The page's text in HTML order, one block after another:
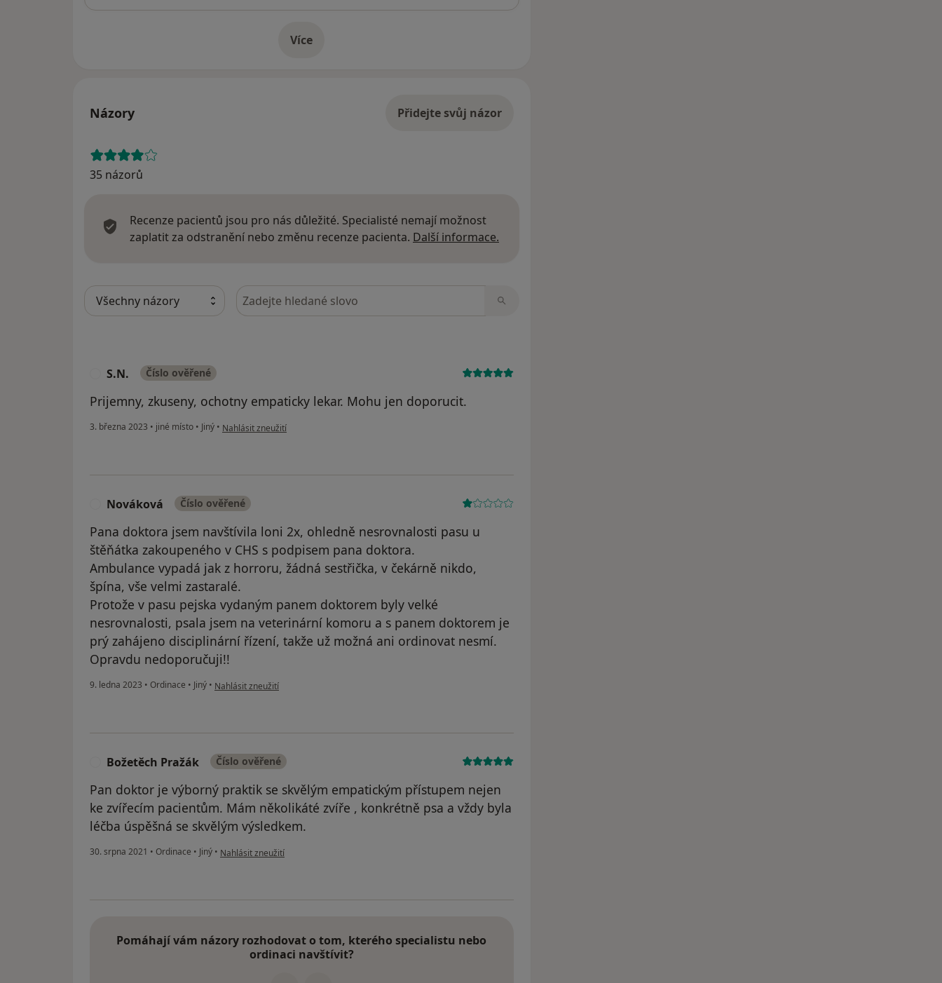
Víceo adrese
Názory Přidejte svůj názor
35 názorů
Recenze pacientů jsou pro nás důležité. Specialisté nemají možnost
zaplatit za odstranění nebo změnu recenze pacienta. Další informace.
Hledejte v názorech
S.N. Číslo ověřené
Prijemny, zkuseny, ochotny empaticky lekar. Mohu jen doporucit.
3. března 2023 • jiné místo • Jiný • podle názoru uživatele S.N.
Nahlásit zneužití
Nováková Číslo ověřené
Pana doktora jsem navštívila loni 2x, ohledně nesrovnalosti pasu u
štěňátka zakoupeného v CHS s podpisem pana doktora.
Ambulance vypadá jak z horroru, žádná sestřička, v čekárně nikdo,
špína, vše velmi zastaralé.
Protože v pasu pejska vydaným panem doktorem byly velké
nesrovnalosti, psala jsem na veterinární komoru a s panem doktorem je
prý zahájeno disciplinární řízení, takže už možná ani ordinovat nesmí.
Opravdu nedoporučuji!!
9. ledna 2023 • Ordinace • Jiný • podle názoru uživatele Nováková
Nahlásit zneužití
Božetěch Pražák Číslo ověřené
Pan doktor je výborný praktik se skvělým empatickým přístupem nejen
ke zvířecím pacientům. Mám několikáté zvíře , konkrétně psa a vždy byla
léčba úspěšná se skvělým výsledkem.
30. srpna 2021 • Ordinace • Jiný • podle názoru uživatele Božetěch Pražák
Nahlásit zneužití
Pomáhají vám názory rozhodovat o tom, kterého specialistu nebo
ordinaci navštívit?